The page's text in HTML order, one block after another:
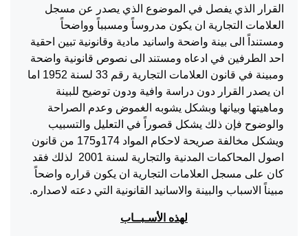
القرار الذي يفصل في الموضوع الذي يصدر عن مسجل
العلامات التجارية ان يكون مدروساً ومسبباً وواضحاً
ومستنداً الى بينة واضحة واسانيد مادية وقانونية تبين احقية
احد الطرفين في ادعاه ومستند الى نصوص قانونية واضحة
ومبينة في قانون العلامات التجارية رقم 33 لسنة 1952 اما
ان يصدر القرار دون دراسة وافية ودون توضيح للبينة
وماهيتها وبيانها وبشكل يشوبه الغموض وعدم الصراحة
والوضوح فإن ذلك يشكل قصوراً في التعليل والتسبيب
ويشكل مخالفة صريحة لاحكام المواد 174و175 من قانون
اصول المحاكمات المدنية والتجارية لسنة 2001 لذلك فقد
كان على مسجل العلامات التجارية ان يكون قراره واضحاً
مبيناً الاسباب والبينة والاسانيد القانونية التي دعته لاصداره.
لهذه الأسـبــاب